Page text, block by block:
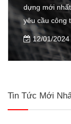
dựng mới
yêu cầu công
cho đơn hàng
12/01/2024
Tin Tức Mới